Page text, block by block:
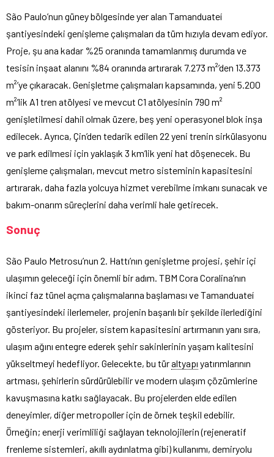
São Paulo’nun güney bölgesinde yer alan Tamanduateí
şantiyesindeki genişleme çalışmaları da tüm hızıyla devam ediyor.
Proje, şu ana kadar %25 oranında tamamlanmış durumda ve
tesisin inşaat alanını %84 oranında artırarak 7.273 m²’den 13.373
m²’ye çıkaracak. Genişletme çalışmaları kapsamında, yeni 5.200
m²’lik A1 tren atölyesi ve mevcut C1 atölyesinin 790 m²
genişletilmesi dahil olmak üzere, beş yeni operasyonel blok inşa
edilecek. Ayrıca, Çin’den tedarik edilen 22 yeni trenin sirkülasyonu
ve park edilmesi için yaklaşık 3 km’lik yeni hat döşenecek. Bu
genişleme çalışmaları, mevcut metro sisteminin kapasitesini
artırarak, daha fazla yolcuya hizmet verebilme imkanı sunacak ve
bakım-onarım süreçlerini daha verimli hale getirecek.
Sonuç
São Paulo Metrosu’nun 2. Hattı’nın genişletme projesi, şehir içi
ulaşımın geleceği için önemli bir adım. TBM Cora Coralina’nın
ikinci faz tünel açma çalışmalarına başlaması ve Tamanduateí
şantiyesindeki ilerlemeler, projenin başarılı bir şekilde ilerlediğini
gösteriyor. Bu projeler, sistem kapasitesini artırmanın yanı sıra,
ulaşım ağını entegre ederek şehir sakinlerinin yaşam kalitesini
yükseltmeyi hedefliyor. Gelecekte, bu türaltyapı yatırımlarının
artması, şehirlerin sürdürülebilir ve modern ulaşım çözümlerine
kavuşmasına katkı sağlayacak. Bu projelerden elde edilen
deneyimler, diğer metropoller için de örnek teşkil edebilir.
Örneğin; enerji verimliliği sağlayan teknolojilerin (rejeneratif
frenleme sistemleri, akıllı aydınlatma gibi) kullanımı, demiryolu